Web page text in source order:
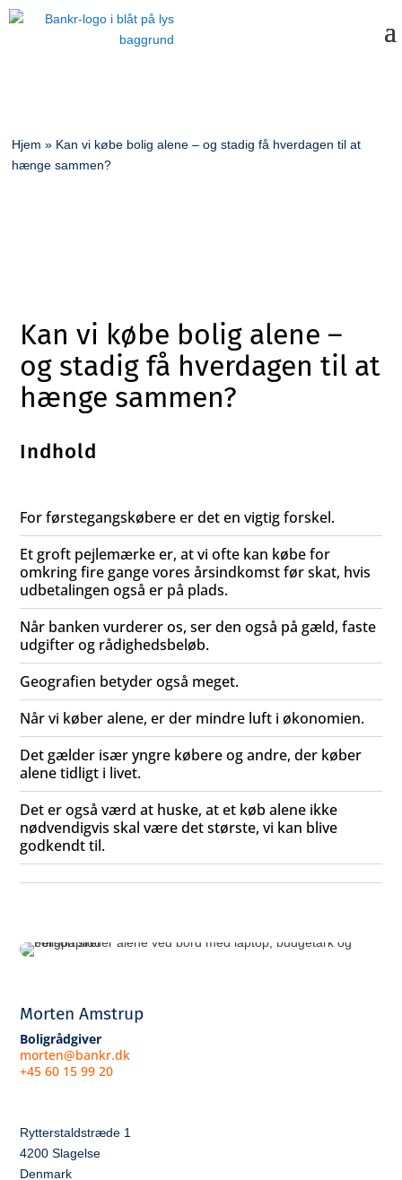
Hjem » Kan vi købe bolig alene – og stadig få hverdagen til at
hænge sammen?
Kan vi købe bolig alene –
og stadig få hverdagen til at
hænge sammen?
Indhold
For førstegangskøbere er det en vigtig forskel.
Et groft pejlemærke er, at vi ofte kan købe for
omkring fire gange vores årsindkomst før skat, hvis
udbetalingen også er på plads.
Når banken vurderer os, ser den også på gæld, faste
udgifter og rådighedsbeløb.
Geografien betyder også meget.
Når vi køber alene, er der mindre luft i økonomien.
Det gælder især yngre købere og andre, der køber
alene tidligt i livet.
Det er også værd at huske, at et køb alene ikke
nødvendigvis skal være det største, vi kan blive
godkendt til.
Morten Amstrup
Boligrådgiver
morten@bankr.dk
+45 60 15 99 20
Rytterstaldstræde 1
4200 Slagelse
Denmark